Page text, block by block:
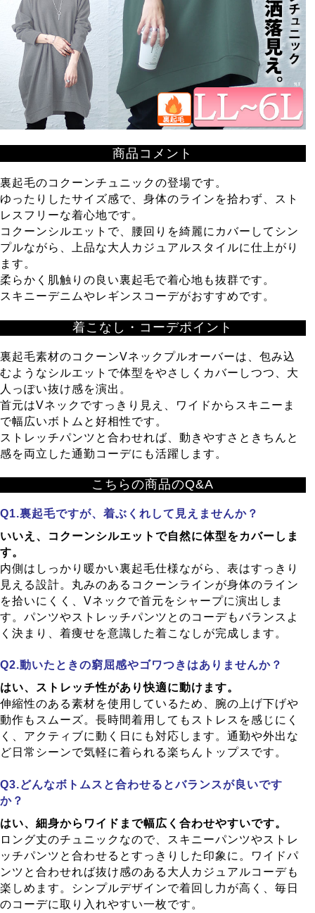
商品コメント
裏起毛のコクーンチュニックの登場です。
ゆったりしたサイズ感で、身体のラインを拾わず、スト
レスフリーな着心地です。
コクーンシルエットで、腰回りを綺麗にカバーしてシン
プルながら、上品な大人カジュアルスタイルに仕上がり
ます。
柔らかく肌触りの良い裏起毛で着心地も抜群です。
スキニーデニムやレギンスコーデがおすすめです。
着こなし・コーデポイント
裏起毛素材のコクーンVネックプルオーバーは、包み込
むようなシルエットで体型をやさしくカバーしつつ、大
人っぽい抜け感を演出。
首元はVネックですっきり見え、ワイドからスキニーま
で幅広いボトムと好相性です。
ストレッチパンツと合わせれば、動きやすさときちんと
感を両立した通勤コーデにも活躍します。
こちらの商品のQ&A
裏起毛ですが、着ぶくれして見えませんか？
いいえ、コクーンシルエットで自然に体型をカバーしま
す。
内側はしっかり暖かい裏起毛仕様ながら、表はすっきり
見える設計。丸みのあるコクーンラインが身体のライン
を拾いにくく、Vネックで首元をシャープに演出しま
す。パンツやストレッチパンツとのコーデもバランスよ
く決まり、着痩せを意識した着こなしが完成します。
動いたときの窮屈感やゴワつきはありませんか？
はい、ストレッチ性があり快適に動けます。
伸縮性のある素材を使用しているため、腕の上げ下げや
動作もスムーズ。長時間着用してもストレスを感じにく
く、アクティブに動く日にも対応します。通勤や外出な
ど日常シーンで気軽に着られる楽ちんトップスです。
どんなボトムスと合わせるとバランスが良いです
か？
はい、細身からワイドまで幅広く合わせやすいです。
ロング丈のチュニックなので、スキニーパンツやストレ
ッチパンツと合わせるとすっきりした印象に。ワイドパ
ンツと合わせれば抜け感のある大人カジュアルコーデも
楽しめます。シンプルデザインで着回し力が高く、毎日
のコーデに取り入れやすい一枚です。